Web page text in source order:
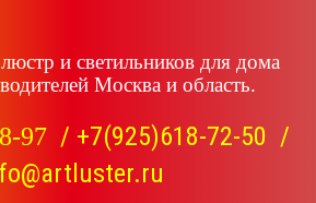
и светильников для дома
Москва и область.
97 / +7(925)618-72-50 /